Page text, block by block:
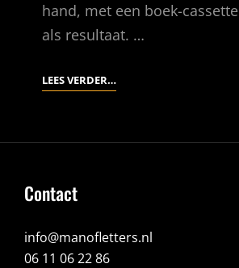
hand, met een boek-cassette
als resultaat. …
LEES VERDER…SINT
Contact
info@manofletters.nl
06 11 06 22 86